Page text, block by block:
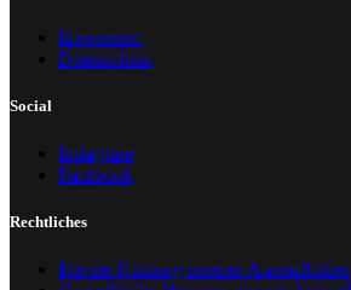
Impressum
Datenschutz
Social
Instagram
Facebook
Rechtliches
Private Nutzung unserer Ausmalbilder